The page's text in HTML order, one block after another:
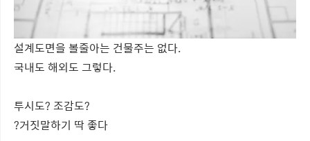
설계도면을 볼줄아는 건물주는 없다.
국내도 해외도 그렇다.
투시도? 조감도?
?거짓말하기 딱 좋다